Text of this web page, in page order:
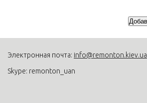
Электронная почта: info@remonton.kiev.ua
Skype: remonton_uan